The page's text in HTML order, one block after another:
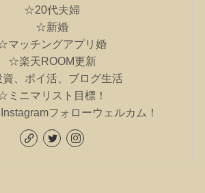
☆20代夫婦
☆新婚
マッチングアプリ婚
☆楽天ROOM更新
、ポイ活、ブログ生活
ミニマリスト目標！
フォローウェルカム！